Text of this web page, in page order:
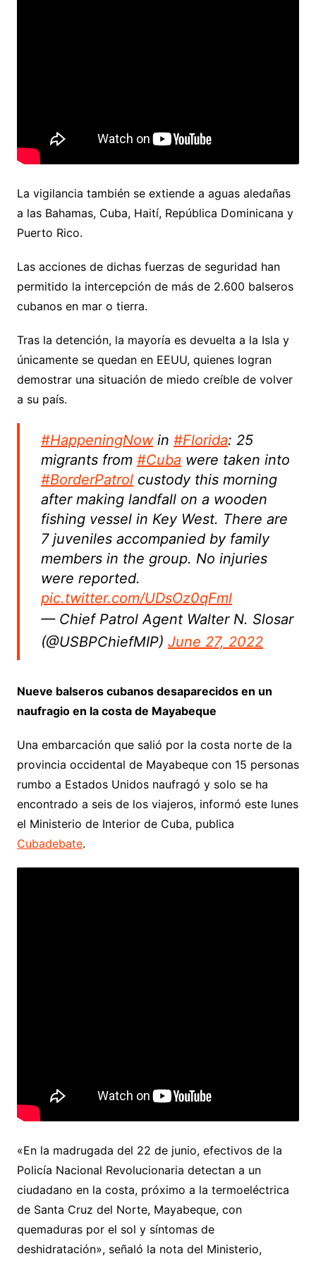
La vigilancia también se extiende a aguas aledañas
a las Bahamas, Cuba, Haití, República Dominicana y
Puerto Rico.
Las acciones de dichas fuerzas de seguridad han
permitido la intercepción de más de 2.600 balseros
cubanos en mar o tierra.
Tras la detención, la mayoría es devuelta a la Isla y
únicamente se quedan en EEUU, quienes logran
demostrar una situación de miedo creíble de volver
a su país.
#HappeningNowin #Florida: 25
migrants from #Cuba were taken into
#BorderPatrolcustody this morning
after making landfall on a wooden
fishing vessel in Key West. There are
7 juveniles accompanied by family
members in the group. No injuries
were reported.
pic.twitter.com/UDsOz0qFml
— Chief Patrol Agent Walter N. Slosar
(@USBPChiefMIP) June 27, 2022
Nueve balseros cubanos desaparecidos en un
naufragio en la costa de Mayabeque
Una embarcación que salió por la costa norte de la
provincia occidental de Mayabeque con 15 personas
rumbo a Estados Unidos naufragó y solo se ha
encontrado a seis de los viajeros, informó este lunes
el Ministerio de Interior de Cuba, publica
Cubadebate.
«En la madrugada del 22 de junio, efectivos de la
Policía Nacional Revolucionaria detectan a un
ciudadano en la costa, próximo a la termoeléctrica
de Santa Cruz del Norte, Mayabeque, con
quemaduras por el sol y síntomas de
deshidratación», señaló la nota del Ministerio,